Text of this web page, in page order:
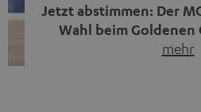
Jetzt abstimmen: Der
Wahl beim Goldenen
mehr